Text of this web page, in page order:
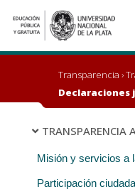
Ir
al
contenidoTransparencia ›
Declaraciones
TRANSPARENCIA
Misión y servicios a
Participación